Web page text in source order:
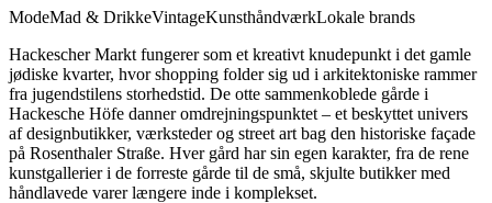
ModeMad & DrikkeVintageKunsthåndværkLokale brands
Hackescher Markt fungerer som et kreativt knudepunkt i det gamle
jødiske kvarter, hvor shopping folder sig ud i arkitektoniske rammer
fra jugendstilens storhedstid. De otte sammenkoblede gårde i
Hackesche Höfe danner omdrejningspunktet – et beskyttet univers
af designbutikker, værksteder og street art bag den historiske façade
på Rosenthaler Straße. Hver gård har sin egen karakter, fra de rene
kunstgallerier i de forreste gårde til de små, skjulte butikker med
håndlavede varer længere inde i komplekset.